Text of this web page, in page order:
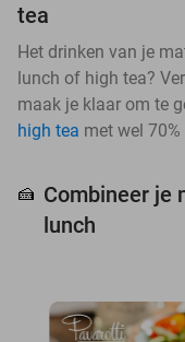
tea
Het drinken van je
lunch of high tea?
maak je klaar om te
high tea met wel
🍰 Combineer je
lunch